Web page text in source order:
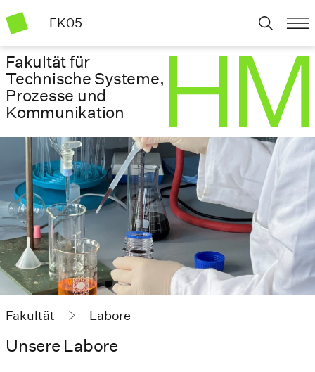
FK05
Fakultät für
Technische Systeme,
Prozesse und
Kommunikation
Fakultät Labore
Unsere Labore